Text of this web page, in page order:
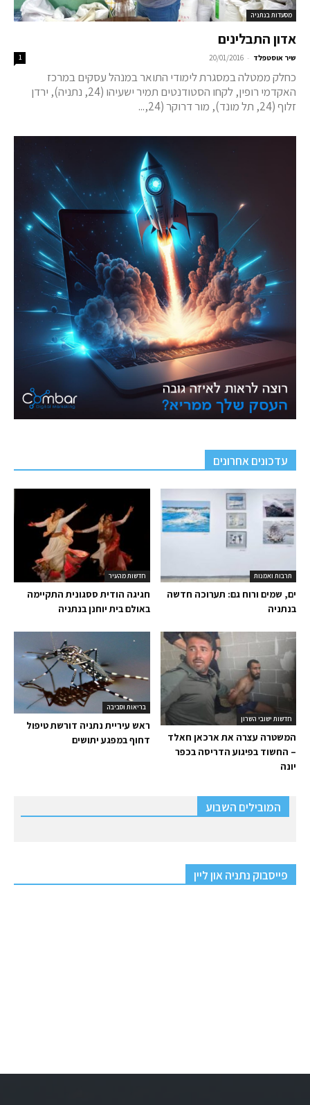
מסעדות בנתניה
אדון התבלינים
שיר אוסטפלד -
20/01/2016
1
כחלק ממטלה במסגרת לימודי התואר במנהל עסקים במרכז
האקדמי רופין, לקחו הסטודנטים תמיר ישעיהו (24, נתניה), ירדן
זלוף (24, תל מונד), מור דרוקר (24,...
עדכונים אחרונים
חדשות מהעיר
חגיגה הודית ססגונית התקיימה
באולם בית יוחנן בנתניה
תרבות ואמנות
ים, שמים ורוח גם: תערוכה חדשה
בנתניה
בריאות וסביבה
ראש עיריית נתניה דורשת טיפול
דחוף במפגע יתושים
חדשות ישובי השרון
המשטרה עצרה את ארכאן חאלד
– החשוד בפיגוע הדריסה בכפר
יונה
המובילים השבוע
פייסבוק נתניה און ליין